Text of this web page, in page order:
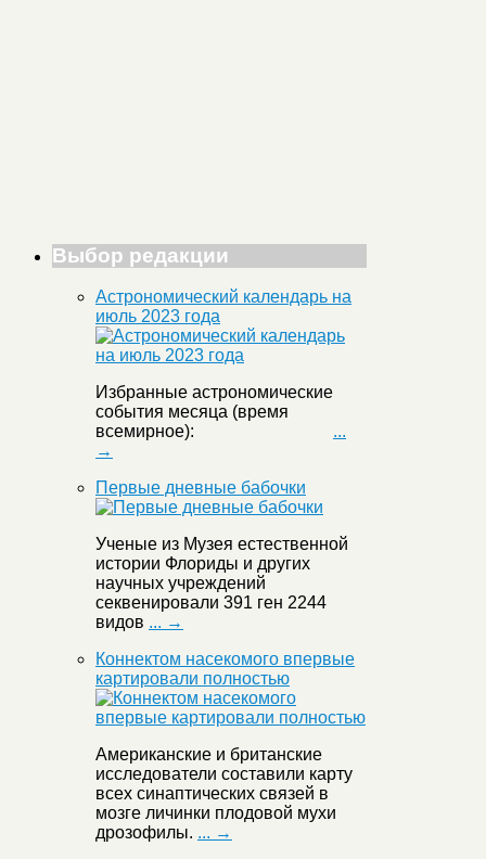
Выбор редакции
Астрономический календарь на
июль 2023 года
Избранные астрономические
события месяца (время
всемирное): ...
→
Первые дневные бабочки
Ученые из Музея естественной
истории Флориды и других
научных учреждений
секвенировали 391 ген 2244
видов ... →
Коннектом насекомого впервые
картировали полностью
Американские и британские
исследователи составили карту
всех синаптических связей в
мозге личинки плодовой мухи
дрозофилы. ... →